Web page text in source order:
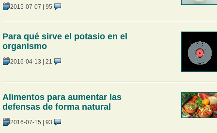
2015-07-07 | 95
Para qué sirve el potasio en el
organismo
2016-04-13 | 21
Alimentos para aumentar las
defensas de forma natural
2016-07-15 | 93